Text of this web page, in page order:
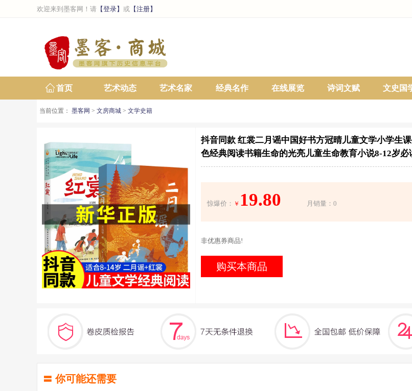
欢迎来到墨客网！请 【登录】 或 【注册】
首页 艺术动态 艺术名家 经典名作 在线展览 诗词文赋 文史国
当前位置： 墨客网 > 文房商城 > 文学史籍
抖音同款 红裳二月谣中国好书方冠晴儿童文学小学生
色经典阅读书籍生命的光亮儿童生命教育小说8-12岁必
惊爆价： ￥ 19.80 月销量：0
非优惠券商品!
购买本商品
〓 你可能还需要